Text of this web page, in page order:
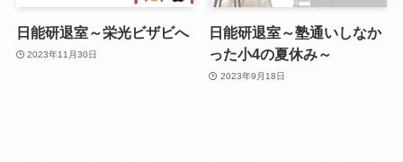
日能研退室～栄光ビザビへ
2023年11月30日
日能研退室～塾通いしなか
った小4の夏休み～
2023年9月18日